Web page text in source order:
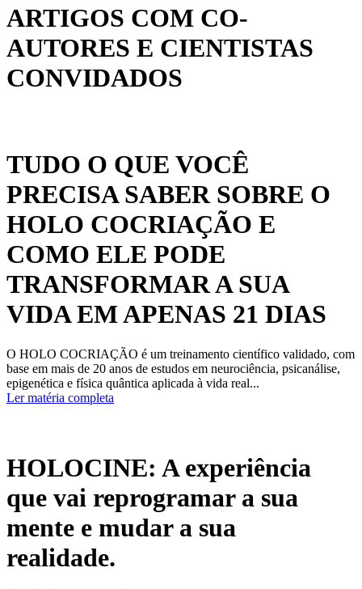
ARTIGOS COM CO-
AUTORES E CIENTISTAS
CONVIDADOS
TUDO O QUE VOCÊ
PRECISA SABER SOBRE O
HOLO COCRIAÇÃO E
COMO ELE PODE
TRANSFORMAR A SUA
VIDA EM APENAS 21 DIAS
O HOLO COCRIAÇÃO é um treinamento científico validado, com
base em mais de 20 anos de estudos em neurociência, psicanálise,
epigenética e física quântica aplicada à vida real...
Ler matéria completa
HOLOCINE: A experiência
que vai reprogramar a sua
mente e mudar a sua
realidade.